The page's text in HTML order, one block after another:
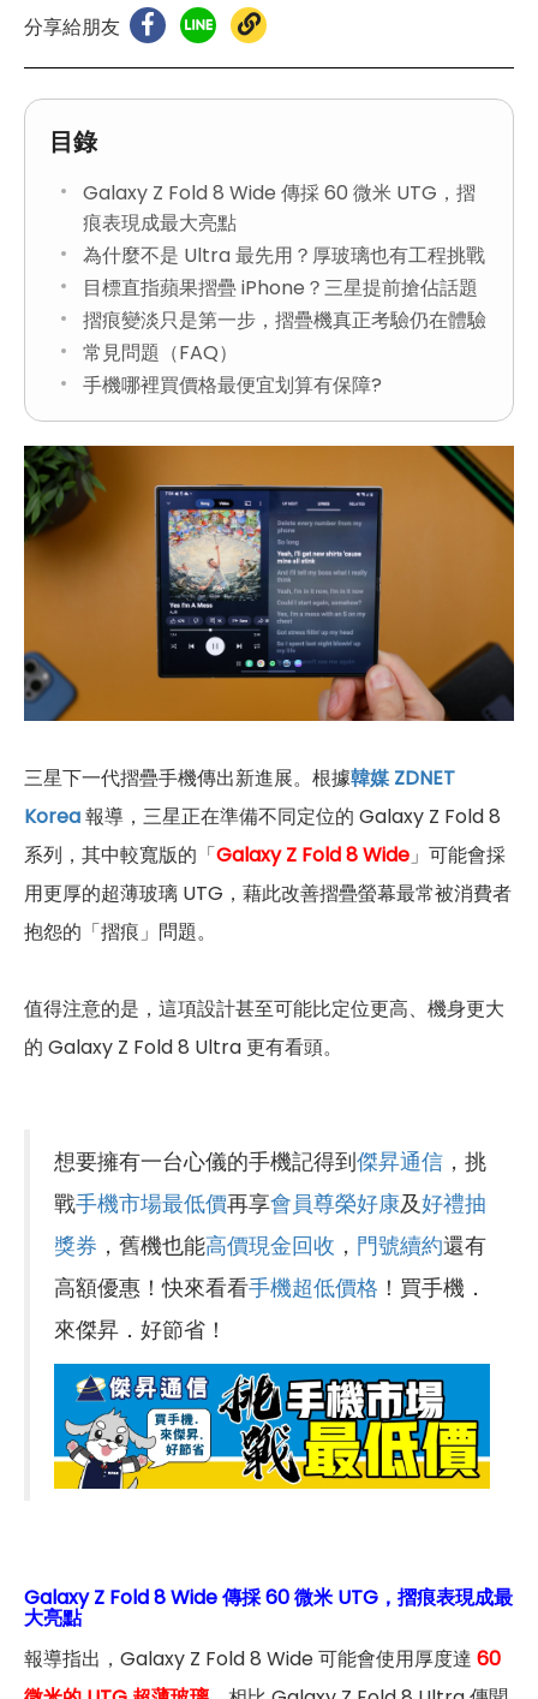
分享給朋友
目錄
Galaxy Z Fold 8 Wide 傳採 60 微米 UTG，摺
痕表現成最大亮點
為什麼不是 Ultra 最先用？厚玻璃也有工程挑戰
目標直指蘋果摺疊 iPhone？三星提前搶佔話題
摺痕變淡只是第一步，摺疊機真正考驗仍在體驗
常見問題（FAQ）
手機哪裡買價格最便宜划算有保障?
三星下一代摺疊手機傳出新進展。根據韓媒 ZDNET
Korea報導，三星正在準備不同定位的 Galaxy Z Fold 8
系列，其中較寬版的「Galaxy Z Fold 8 Wide 」可能會採
用更厚的超薄玻璃 UTG，藉此改善摺疊螢幕最常被消費者
抱怨的「摺痕」問題。
值得注意的是，這項設計甚至可能比定位更高、機身更大
的 Galaxy Z Fold 8 Ultra 更有看頭。
想要擁有一台心儀的手機記得到傑昇通信 ，挑
戰手機市場最低價再享會員尊榮好康及好禮抽
獎券 ，舊機也能高價現金回收 ， 門號續約還有
高額優惠！快來看看手機超低價格 ！買手機．
來傑昇．好節省！
Galaxy Z Fold 8 Wide 傳採 60 微米 UTG，摺痕表現成最
大亮點
報導指出，Galaxy Z Fold 8 Wide 可能會使用厚度達 60